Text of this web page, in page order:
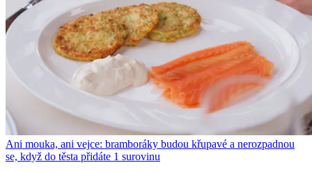
Ani mouka, ani vejce: bramboráky budou křupavé a nerozpadnou
se, když do těsta přidáte 1 surovinu